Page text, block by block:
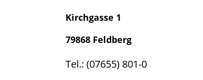
Kirchgasse 1
79868 Feldberg
Tel.: (07655) 801-0